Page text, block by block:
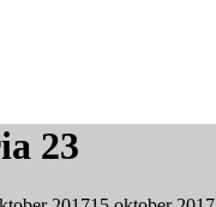
23